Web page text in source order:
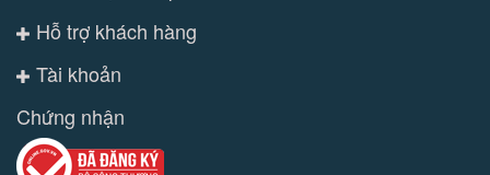
Hỗ trợ khách hàng
Tài khoản
Chứng nhận